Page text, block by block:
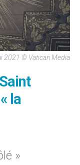
2021 © Vatican Media
la
»